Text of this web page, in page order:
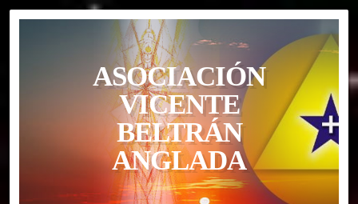
ASOCIACIÓN
VICENTE
BELTRÁN
ANGLADA